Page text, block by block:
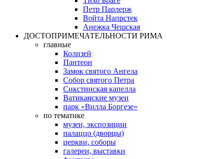
Петр Парлерж
Войта Напрстек
Анежка Чешская
ДОСТОПРИМЕЧАТЕЛЬНОСТИ РИМА
главные
Колизей
Пантеон
Замок святого Ангела
Собор святого Петра
Сикстинская капелла
Ватиканские музеи
парк «Вилла Боргезе»
по тематике
музеи, экспозиции
палаццо (дворцы)
церкви, соборы
галереи, выставки